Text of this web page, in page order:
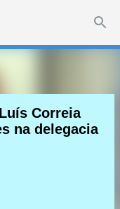
Correia
na delegacia